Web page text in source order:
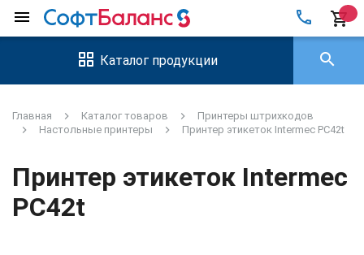
menu local_phone shopping_cart
Каталог продукции search
Главная Каталог товаров
Принтеры штрихкодов
Настольные принтеры
Принтер этикеток Intermec PС42t
Принтер этикеток Intermec
PС42t